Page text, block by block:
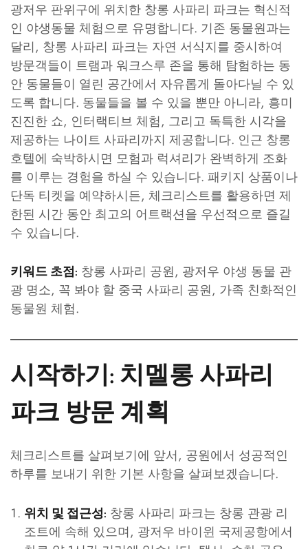
광저우 판위구에 위치한 창롱 사파리 파크는 혁신적
인 야생동물 체험으로 유명합니다. 기존 동물원과는
달리, 창롱 사파리 파크는 자연 서식지를 중시하여
방문객들이 트램과 워크스루 존을 통해 탐험하는 동
안 동물들이 열린 공간에서 자유롭게 돌아다닐 수 있
도록 합니다. 동물들을 볼 수 있을 뿐만 아니라, 흥미
진진한 쇼, 인터랙티브 체험, 그리고 독특한 시각을
제공하는 나이트 사파리까지 제공합니다. 인근 창롱
호텔에 숙박하시면 모험과 럭셔리가 완벽하게 조화
를 이루는 경험을 하실 수 있습니다. 패키지 상품이나
단독 티켓을 예약하시든, 체크리스트를 활용하면 제
한된 시간 동안 최고의 어트랙션을 우선적으로 즐길
수 있습니다.
키워드 초점: 창롱 사파리 공원, 광저우 야생 동물 관
광 명소, 꼭 봐야 할 중국 사파리 공원, 가족 친화적인
동물원 체험.
시작하기: 치멜롱 사파리
파크 방문 계획
체크리스트를 살펴보기에 앞서, 공원에서 성공적인
하루를 보내기 위한 기본 사항을 살펴보겠습니다.
위치 및 접근성: 창롱 사파리 파크는 창롱 관광 리
조트에 속해 있으며, 광저우 바이윈 국제공항에서